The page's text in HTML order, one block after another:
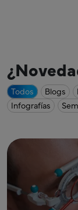
Todos Blogs
Infografías